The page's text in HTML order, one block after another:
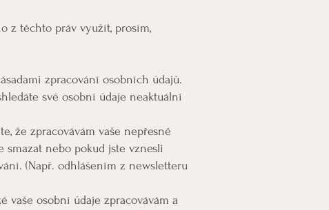
z těchto práv využít, prosím,
zpracování osobních údajů.
své osobní údaje neaktuální
že zpracovávám vaše nepřesné
smazat nebo pokud jste vznesli
(Např. odhlášením z newsletteru
vaše osobní údaje zpracovávám a